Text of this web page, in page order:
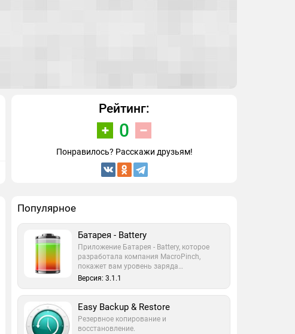
Рейтинг:
0
Понравилось? Расскажи друзьям!
Популярное
Батарея - Battery
Приложение Батарея - Battery, которое
разработала компания MacroPinch,
покажет вам уровень заряда…
Версия: 3.1.1
Easy Backup & Restore
Резервное копирование и
восстановление.